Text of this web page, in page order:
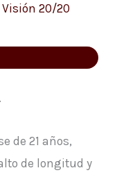
Visión 20/20
de 21 años,
de longitud y